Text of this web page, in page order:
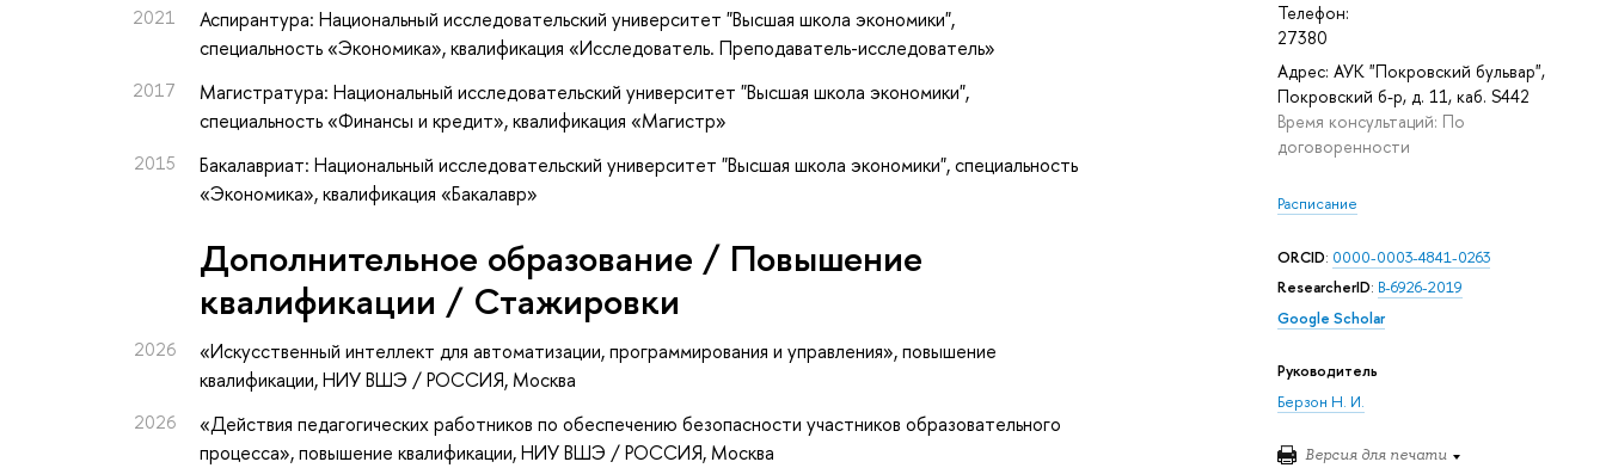
Телефон:
27380
Адрес: АУК "Покровский бульвар",
Покровский б-р, д. 11, каб. S442
Время консультаций: По
договоренности
Расписание
ORCID: 0000-0003-4841-0263
ResearcherID: B-6926-2019
Google Scholar
Руководитель
Берзон Н. И.
Версия для печати
2021
Аспирантура: Национальный исследовательский университет "Высшая школа экономики",
специальность «Экономика», квалификация «Исследователь. Преподаватель-исследователь»
2017
Магистратура: Национальный исследовательский университет "Высшая школа экономики",
специальность «Финансы и кредит», квалификация «Магистр»
2015
Бакалавриат: Национальный исследовательский университет "Высшая школа экономики", специальность
«Экономика», квалификация «Бакалавр»
Дополнительное образование / Повышение
квалификации / Стажировки
2026 «Искусственный интеллект для автоматизации, программирования и управления», повышение
квалификации, НИУ ВШЭ / РОССИЯ, Москва
2026
«Действия педагогических работников по обеспечению безопасности участников образовательного
процесса», повышение квалификации, НИУ ВШЭ / РОССИЯ, Москва